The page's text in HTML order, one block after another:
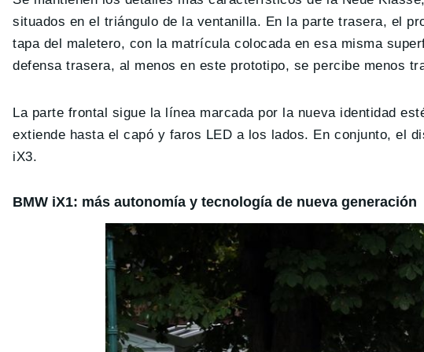
situados en el triángulo de la ventanilla. En la parte trasera, el
tapa del maletero, con la matrícula colocada en esa misma
defensa trasera, al menos en este prototipo, se percibe menos
La parte frontal sigue la línea marcada por la nueva identidad
extiende hasta el capó y faros LED a los lados. En conjunto, el
iX3.
BMW iX1: más autonomía y tecnología de nueva generación